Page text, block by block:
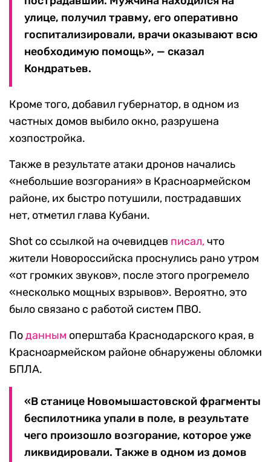
улице, получил травму, его оперативно
госпитализировали, врачи оказывают всю
необходимую помощь», — сказал
Кондратьев.
Кроме того, добавил губернатор, в одном из
частных домов выбило окно, разрушена
хозпостройка.
Также в результате атаки дронов начались
«небольшие возгорания» в Красноармейском
районе, их быстро потушили, пострадавших
нет, отметил глава Кубани.
Shot со ссылкой на очевидцев писал,что
жители Новороссийска проснулись рано утром
«от громких звуков», после этого прогремело
«несколько мощных взрывов». Вероятно, это
было связано с работой систем ПВО.
Поданным оперштаба Краснодарского края, в
Красноармейском районе обнаружены обломки
БПЛА.
«В станице Новомышастовской фрагменты
беспилотника упали в поле, в результате
чего произошло возгорание, которое уже
ликвидировали. Также в одном из домов